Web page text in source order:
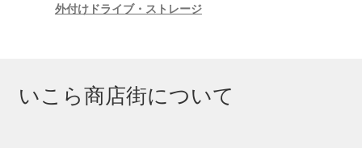
外付けドライブ・ストレージ
いこら商店街について